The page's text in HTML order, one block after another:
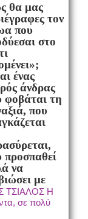
θα μας
τον
που
στο
ένας
άνδρας
φοβάται τη
που
προσπαθεί
να
με
ΤΣΙΑΛΟΣ Η
σε πολύ